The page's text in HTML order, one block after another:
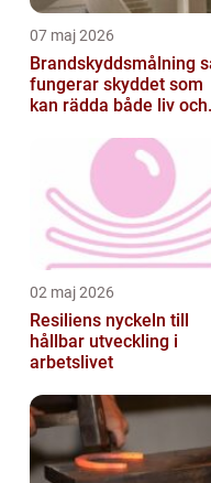
07 maj 2026
Brandskyddsmålning så
fungerar skyddet som
kan rädda både liv och
02 maj 2026
Resiliens nyckeln till
hållbar utveckling i
arbetslivet